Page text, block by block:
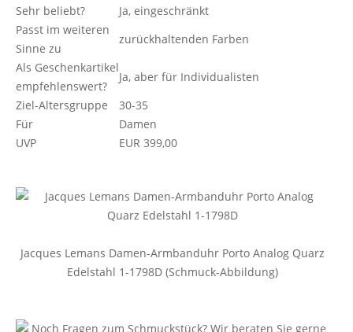
Sehr beliebt?
Ja, eingeschränkt
Passt im weiteren
Sinne zu
zurückhaltenden Farben
Als Geschenkartikel
empfehlenswert?
Ja, aber für Individualisten
Ziel-Altersgruppe
30-35
Für
Damen
UVP
EUR 399,00
Jacques Lemans Damen-Armbanduhr Porto Analog Quarz
Edelstahl 1-1798D (Schmuck-Abbildung)